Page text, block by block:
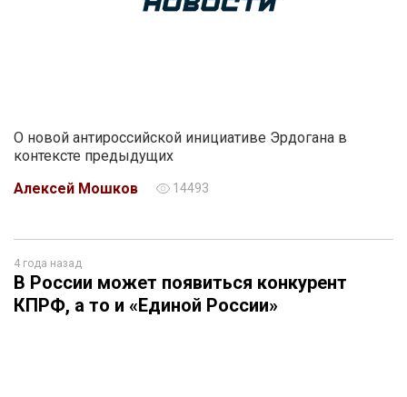
О новой антироссийской инициативе Эрдогана в
контексте предыдущих
Алексей Мошков
14493
4 года назад
В России может появиться конкурент
КПРФ, а то и «Единой России»